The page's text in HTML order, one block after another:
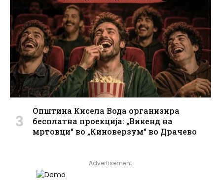
Општина Кисела Вода организира
бесплатна проекција: „Викенд на
мртовци“ во „Киноверзум“ во Драчево
Advertisement